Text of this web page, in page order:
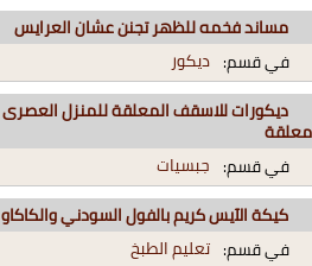
مساند فخمه للظهر تجنن عشان العرايس
في قسم: ديكور
معلقة
في قسم: جبسيات
كيكة الآيس كريم بالفول السودني والكاكاو
في قسم: تعليم الطبخ